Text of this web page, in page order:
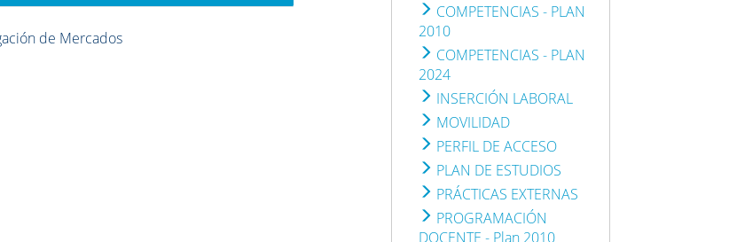
de Mercados
COMPETENCIAS - PLAN
2010
COMPETENCIAS - PLAN
2024
INSERCIÓN LABORAL
MOVILIDAD
PERFIL DE ACCESO
PLAN DE ESTUDIOS
PRÁCTICAS EXTERNAS
PROGRAMACIÓN
DOCENTE - Plan 2010